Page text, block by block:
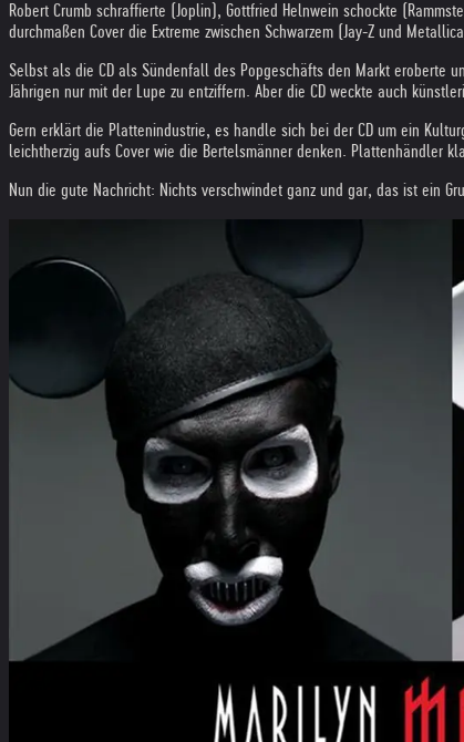
Robert Crumb schraffierte (Joplin), Gottfried Helnwein schockte
durchmaßen Cover die Extreme zwischen Schwarzem (Jay-Z und
Selbst als die CD als Sündenfall des Popgeschäfts den Markt eroberte
Jährigen nur mit der Lupe zu entziffern. Aber die CD weckte auch
Gern erklärt die Plattenindustrie, es handle sich bei der CD um ein
leichtherzig aufs Cover wie die Bertelsmänner denken. Plattenhändler
Nun die gute Nachricht: Nichts verschwindet ganz und gar, das ist ein